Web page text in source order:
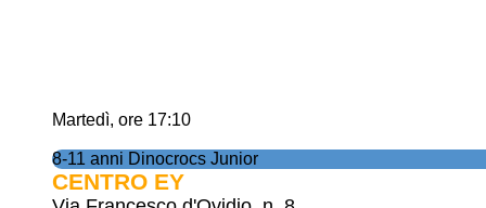
Martedì, ore 17:10
8-11 anni Dinocrocs Junior
CENTRO EY